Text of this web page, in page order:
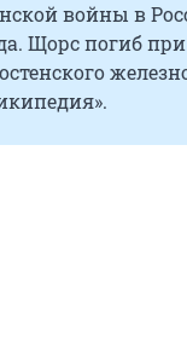
войны в
Щорс погиб